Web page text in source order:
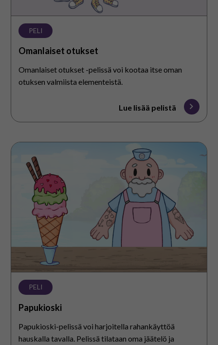
PELI
Omanlaiset otukset
Omanlaiset otukset -pelissä voi kootaa itse oman
otuksen valmiista elementeistä.
Lue lisää pelistä
Papukioski
PELI
Papukioski
Papukioski-pelissä voi harjoitella rahankäyttöä
hauskalla tavalla. Pelissä tilataan oma jäätelö ja